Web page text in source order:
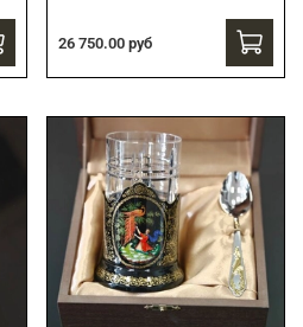
26 750.00 руб